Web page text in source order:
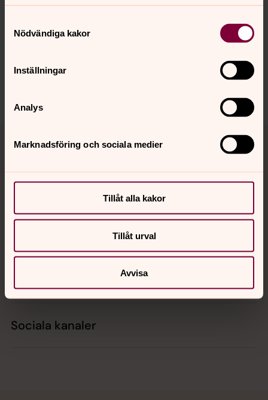
Nödvändiga kakor
Inställningar
Analys
Marknadsföring och sociala medier
Tillåt alla kakor
Tillåt urval
Avvisa
Synpunkter eller frågor på sidans
lundspastorat@svenskakyrkan.se
Sociala kanaler